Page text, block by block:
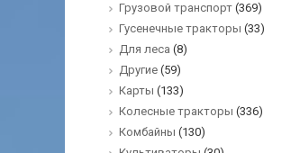
Грузовой транспорт (369)
Гусенечные тракторы (33)
Для леса (8)
Другие (59)
Карты (133)
Колесные тракторы (336)
Комбайны (130)